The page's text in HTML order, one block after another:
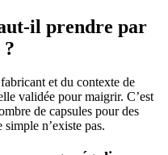
il prendre par
et du contexte de
validée pour maigrir. C’est
de capsules pour des
simple n’existe pas.